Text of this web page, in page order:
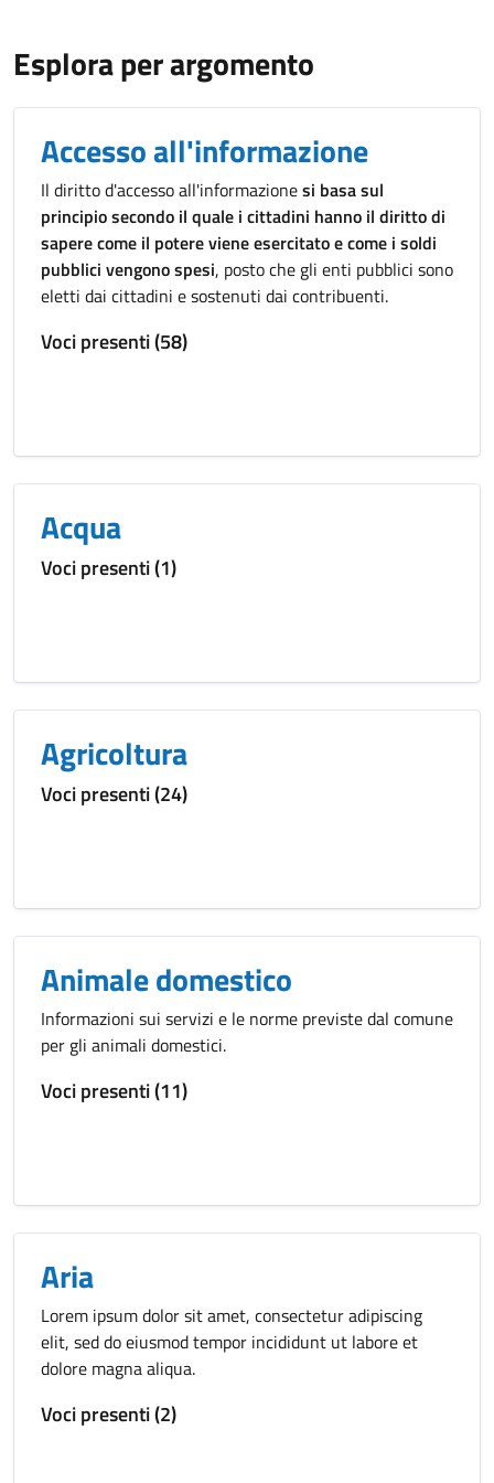
Esplora per argomento
Accesso all'informazione
Il diritto d'accesso all'informazionesi basa sul
principio secondo il quale i cittadini hanno il diritto di
sapere come il potere viene esercitato e come i soldi
pubblici vengono spesi, posto che gli enti pubblici sono
eletti dai cittadini e sostenuti dai contribuenti.
Voci presenti (58)
Acqua
Voci presenti (1)
Agricoltura
Voci presenti (24)
Animale domestico
Informazioni sui servizi e le norme previste dal comune
per gli animali domestici.
Voci presenti (11)
Aria
Lorem ipsum dolor sit amet, consectetur adipiscing
elit, sed do eiusmod tempor incididunt ut labore et
dolore magna aliqua.
Voci presenti (2)